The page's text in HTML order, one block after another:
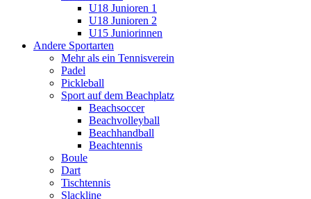
U18 Junioren 1
U18 Junioren 2
U15 Juniorinnen
Andere Sportarten
Mehr als ein Tennisverein
Padel
Pickleball
Sport auf dem Beachplatz
Beachsoccer
Beachvolleyball
Beachhandball
Beachtennis
Boule
Dart
Tischtennis
Slackline